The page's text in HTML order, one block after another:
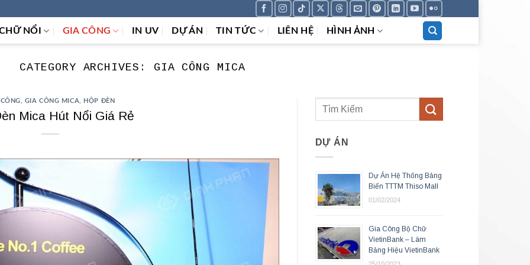
NỔI GIA CÔNG IN UV DỰ ÁN TIN TỨC LIÊN HỆ HÌNH ẢNH
CATEGORY ARCHIVES: GIA CÔNG MICA
, GIA CÔNG MICA, HỘP ĐÈN
Mica Hút Nổi Giá Rẻ
DỰ ÁN
Dự Án Hệ Thống Bảng
Biển TTTM Thiso Mall
01/02/2024
Gia Công Bộ Chữ
VietinBank – Làm
Bảng Hiệu VietinBank